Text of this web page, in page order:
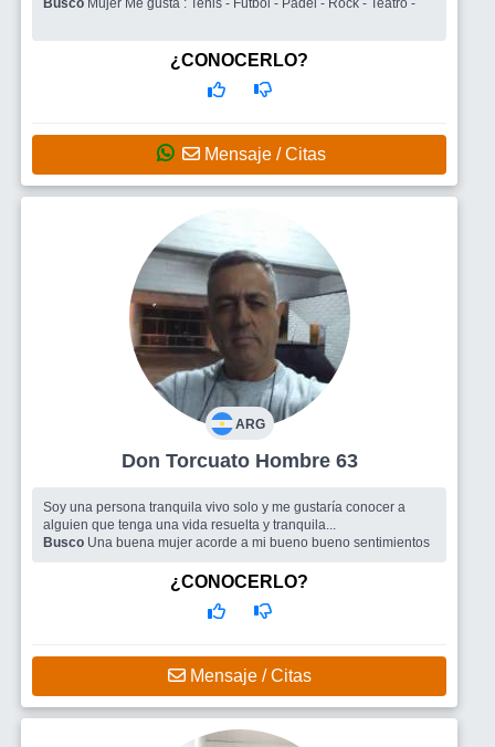
¿CONOCERLO?
Mensaje / Citas
ARG
Don Torcuato Hombre 63
Soy una persona tranquila vivo solo y me gustaría conocer a
alguien que tenga una vida resuelta y tranquila...
Busco Una buena mujer acorde a mi bueno bueno sentimientos
¿CONOCERLO?
Mensaje / Citas